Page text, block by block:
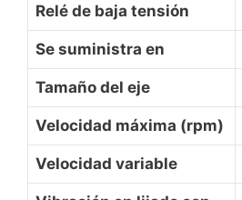
Relé de baja tensión
Se suministra en
Tamaño del eje
Velocidad máxima (rpm)
Velocidad variable